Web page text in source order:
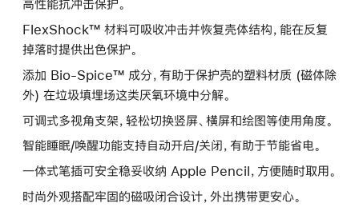
高性能抗冲击保护。
FlexShock™ 材料可吸收冲击并恢复壳体结构，能在反复
掉落时提供出色保护。
添加 Bio-Spice™ 成分，有助于保护壳的塑料材质 (磁体除
外) 在垃圾填埋场这类厌氧环境中分解。
可调式多视角支架，轻松切换竖屏、横屏和绘图等使用角度。
智能睡眠/唤醒功能支持自动开启/关闭，有助于节能省电。
一体式笔插可安全稳妥收纳 Apple Pencil，方便随时取用。
时尚外观搭配牢固的磁吸闭合设计，外出携带更安心。